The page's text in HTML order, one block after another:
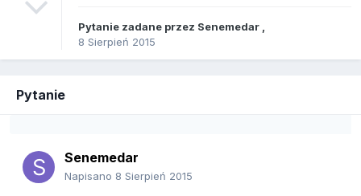
Pytanie zadane przez Senemedar
8 Sierpień 2015
Pytanie
Senemedar
Napisano 8 Sierpień 2015